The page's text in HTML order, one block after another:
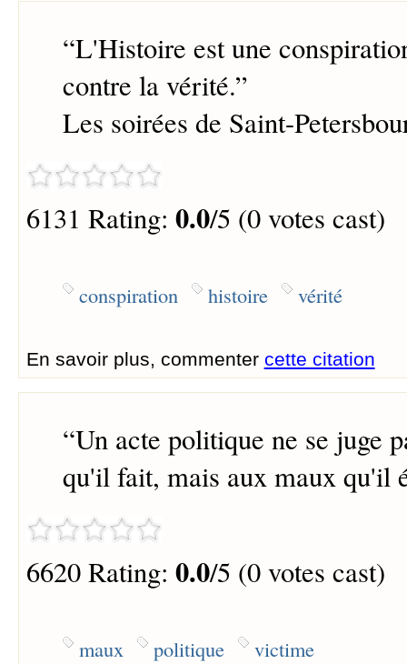
“L'Histoire est une
contre la vérité.”
Les soirées de Saint-
6131 Rating: 0.0/5 (0 votes cast)
conspiration histoire vérité
En savoir plus, commenter cette citation
“Un acte politique ne se juge
qu'il fait, mais aux maux qu'il
6620 Rating: 0.0/5 (0 votes cast)
maux politique victime